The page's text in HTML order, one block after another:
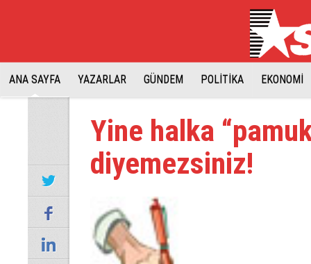
ANA SAYFA YAZARLAR GÜNDEM POLİTİKA EKONOMİ
Yine halka
diyemezsiniz!